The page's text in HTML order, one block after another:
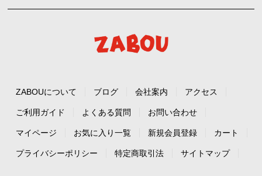
ZABOUについて ブログ 会社案内 アクセス
ご利用ガイド よくある質問 お問い合わせ
マイページ お気に入り一覧 新規会員登録 カート
プライバシーポリシー 特定商取引法 サイトマップ